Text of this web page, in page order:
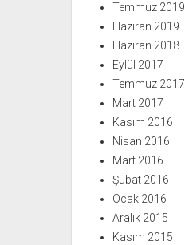
Temmuz 2019
Haziran 2019
Haziran 2018
Eylül 2017
Temmuz 2017
Mart 2017
Kasım 2016
Nisan 2016
Mart 2016
Şubat 2016
Ocak 2016
Aralık 2015
Kasım 2015